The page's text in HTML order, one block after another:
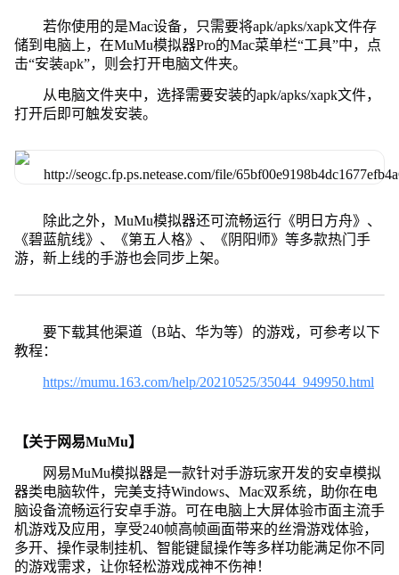
若你使用的是Mac设备，只需要将apk/apks/xapk文件存
储到电脑上，在MuMu模拟器Pro的Mac菜单栏“工具”中，点
击“安装apk”，则会打开电脑文件夹。
从电脑文件夹中，选择需要安装的apk/apks/xapk文件，
打开后即可触发安装。
除此之外，MuMu模拟器还可流畅运行《明日方舟》、
《碧蓝航线》、《第五人格》、《阴阳师》等多款热门手
游，新上线的手游也会同步上架。
要下载其他渠道（B站、华为等）的游戏，可参考以下
教程：
https://mumu.163.com/help/20210525/35044_949950.html
【关于网易MuMu】
网易MuMu模拟器是一款针对手游玩家开发的安卓模拟
器类电脑软件，完美支持Windows、Mac双系统，助你在电
脑设备流畅运行安卓手游。可在电脑上大屏体验市面主流手
机游戏及应用，享受240帧高帧画面带来的丝滑游戏体验，
多开、操作录制挂机、智能键鼠操作等多样功能满足你不同
的游戏需求，让你轻松游戏成神不伤神！